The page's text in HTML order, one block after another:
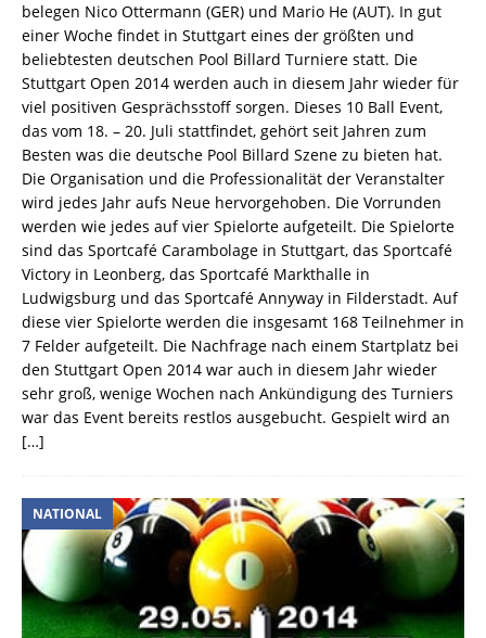
belegen Nico Ottermann (GER) und Mario He (AUT). In gut
einer Woche findet in Stuttgart eines der größten und
beliebtesten deutschen Pool Billard Turniere statt. Die
Stuttgart Open 2014 werden auch in diesem Jahr wieder für
viel positiven Gesprächsstoff sorgen. Dieses 10 Ball Event,
das vom 18. – 20. Juli stattfindet, gehört seit Jahren zum
Besten was die deutsche Pool Billard Szene zu bieten hat.
Die Organisation und die Professionalität der Veranstalter
wird jedes Jahr aufs Neue hervorgehoben. Die Vorrunden
werden wie jedes auf vier Spielorte aufgeteilt. Die Spielorte
sind das Sportcafé Carambolage in Stuttgart, das Sportcafé
Victory in Leonberg, das Sportcafé Markthalle in
Ludwigsburg und das Sportcafé Annyway in Filderstadt. Auf
diese vier Spielorte werden die insgesamt 168 Teilnehmer in
7 Felder aufgeteilt. Die Nachfrage nach einem Startplatz bei
den Stuttgart Open 2014 war auch in diesem Jahr wieder
sehr groß, wenige Wochen nach Ankündigung des Turniers
war das Event bereits restlos ausgebucht. Gespielt wird an
[…]
NATIONAL